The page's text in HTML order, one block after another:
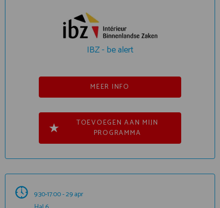
IBZ - be alert
MEER INFO
TOEVOEGEN AAN MIJN
PROGRAMMA
9:30-17:00 - 29 apr